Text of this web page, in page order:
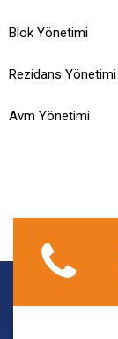
Blok Yönetimi
Rezidans Yönetimi
Avm Yönetimi